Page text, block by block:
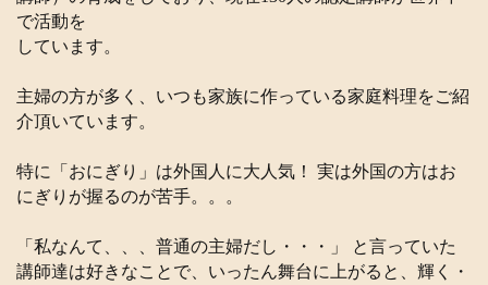
で活動を
しています。
主婦の方が多く、いつも家族に作っている家庭料理をご紹
介頂いています。
特に「おにぎり」は外国人に大人気！ 実は外国の方はお
にぎりが握るのが苦手。。。
「私なんて、、、普通の主婦だし・・・」 と言っていた
講師達は好きなことで、いったん舞台に上がると、輝く・